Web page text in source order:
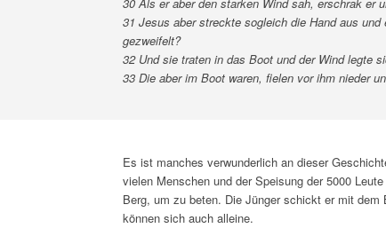
31 Jesus aber streckte sogleich die Hand aus
gezweifelt?
32 Und sie traten in das Boot und der Wind legte
33 Die aber im Boot waren, fielen vor ihm nieder
Es ist manches verwunderlich an dieser
vielen Menschen und der Speisung der 5000
Berg, um zu beten. Die Jünger schickt er mit
können sich auch alleine.